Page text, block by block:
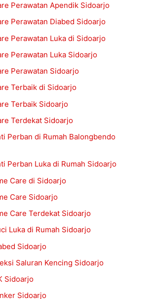
Perawatan Apendik Sidoarjo
Perawatan Diabed Sidoarjo
Perawatan Luka di Sidoarjo
Perawatan Luka Sidoarjo
Perawatan Sidoarjo
Terbaik di Sidoarjo
Terbaik Sidoarjo
Terdekat Sidoarjo
Perban di Rumah Balongbendo
Perban Luka di Rumah Sidoarjo
Care di Sidoarjo
Care Sidoarjo
Care Terdekat Sidoarjo
Luka di Rumah Sidoarjo
Sidoarjo
Saluran Kencing Sidoarjo
Sidoarjo
Sidoarjo